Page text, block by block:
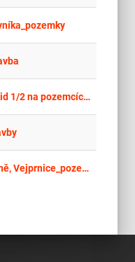
Znalecký posudek, podíl o vel. id 1/2 na pozemcích parc. č. 1991/1 a st. parc. č. 527/2, podíl o vel. id. 91393/853138 na st. parc. č. 527/1 v k. ú. Záhorovice (OP UH)
PLK/127_PS_Litice u Plzně, Líně, Vejprnice_pozemky